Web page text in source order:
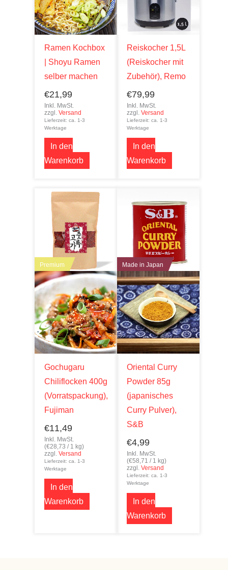
Ramen Kochbox
| Shoyu Ramen
selber machen
€21,99
Inkl. MwSt.
zzgl.Versand
Lieferzeit: ca. 1-3
Werktage
In den
Warenkorb
Reiskocher 1,5L
(Reiskocher mit
Zubehör), Remo
€79,99
Inkl. MwSt.
zzgl.Versand
Lieferzeit: ca. 1-3
Werktage
In den
Warenkorb
Premium
Gochugaru
Chiliflocken 400g
(Vorratspackung),
Fujiman
€11,49
Inkl. MwSt.
(€28,73 / 1 kg)
zzgl. Versand
Lieferzeit: ca. 1-3
Werktage
In den
Warenkorb
Made in Japan
Oriental Curry
Powder 85g
(japanisches
Curry Pulver),
S&B
€4,99
Inkl. MwSt.
(€58,71 / 1 kg)
zzgl.Versand
Lieferzeit: ca. 1-3
Werktage
In den
Warenkorb